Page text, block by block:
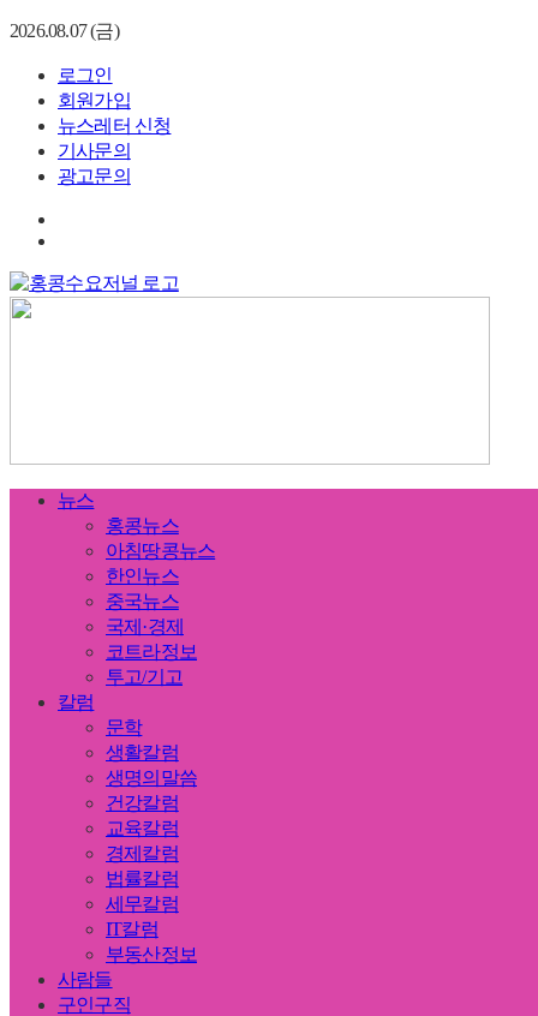
2026.08.07 (금)
로그인
회원가입
뉴스레터 신청
기사문의
광고문의
뉴스
홍콩뉴스
아침땅콩뉴스
한인뉴스
중국뉴스
국제·경제
코트라정보
투고/기고
칼럼
문학
생활칼럼
생명의말씀
건강칼럼
교육칼럼
경제칼럼
법률칼럼
세무칼럼
IT칼럼
부동산정보
사람들
구인구직